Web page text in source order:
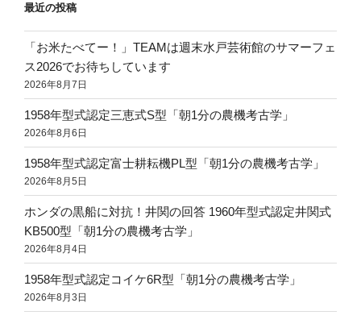
最近の投稿
「お米たべてー！」TEAMは週末水戸芸術館のサマーフェ
ス2026でお待ちしています
2026年8月7日
1958年型式認定三恵式S型「朝1分の農機考古学」
2026年8月6日
1958年型式認定富士耕耘機PL型「朝1分の農機考古学」
2026年8月5日
ホンダの黒船に対抗！井関の回答 1960年型式認定井関式
KB500型「朝1分の農機考古学」
2026年8月4日
1958年型式認定コイケ6R型「朝1分の農機考古学」
2026年8月3日